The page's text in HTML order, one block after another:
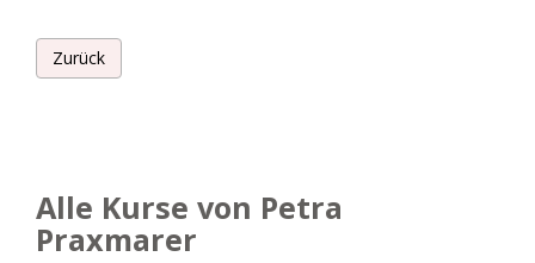
Zurück
Alle Kurse von Petra
Praxmarer